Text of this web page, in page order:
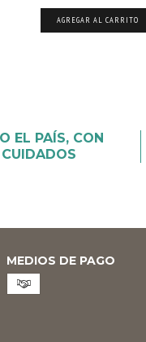
AGREGAR AL CARRITO
EL PAÍS, CON
MEDIOS DE PAGO